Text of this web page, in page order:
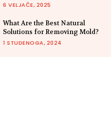
6 VELJAČE, 2025
What Are the Best Natural
Solutions for Removing Mold?
1 STUDENOGA, 2024